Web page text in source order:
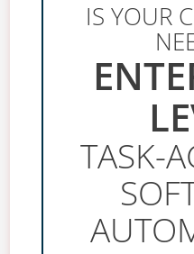
IS YOUR
TASK-